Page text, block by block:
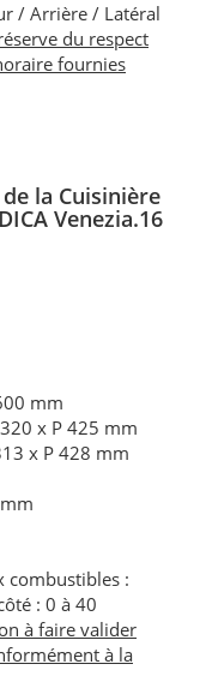
/ Arrière / Latéral
du respect
fournies
la Cuisinière
Venezia.16
mm
x P 425 mm
x P 428 mm
combustibles :
: 0 à 40
à faire valider
à la